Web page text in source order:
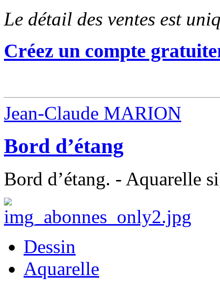
Le détail des ventes est
Créez un compte
Jean-Claude MARION
Bord d’étang
Bord d’étang. - Aquarelle
Dessin
Aquarelle